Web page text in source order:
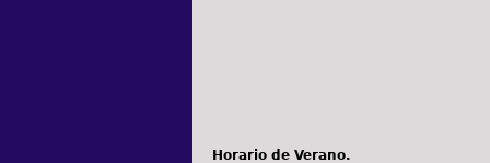
Horario de Verano.